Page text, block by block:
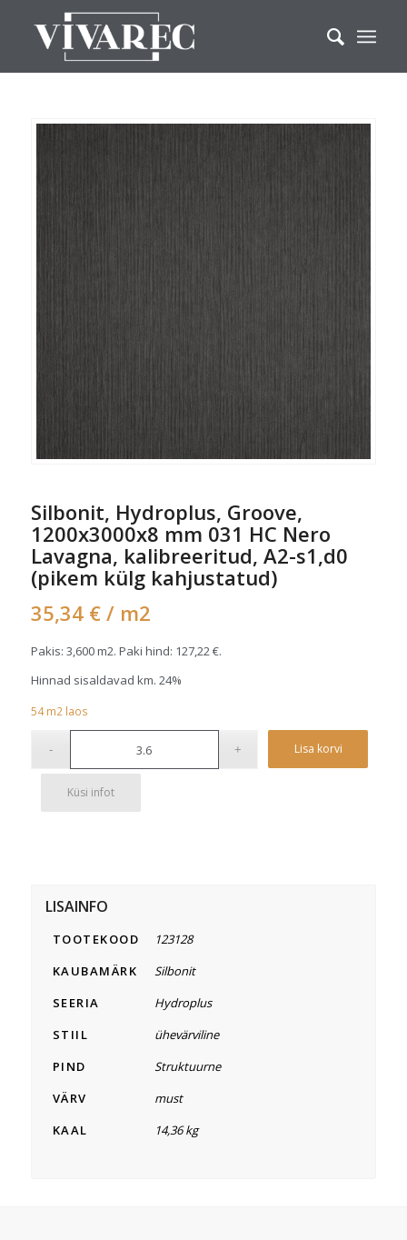
Silbonit, Hydroplus, Groove,
1200x3000x8 mm 031 HC Nero
Lavagna, kalibreeritud, A2-s1,d0
(pikem külg kahjustatud)
35,34 € / m2
Pakis: 3,600 m2. Paki hind: 127,22€.
Hinnad sisaldavad km. 24%
54m2laos
Lisa korvi
Küsi infot
LISAINFO
TOOTEKOOD
123128
KAUBAMÄRK
Silbonit
SEERIA
Hydroplus
STIIL
ühevärviline
PIND
Struktuurne
VÄRV
must
KAAL
14,36 kg